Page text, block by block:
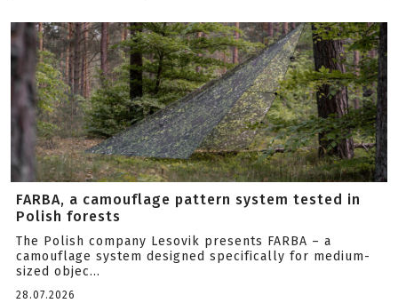
FARBA, a camouflage pattern system tested in
Polish forests
The Polish company Lesovik presents FARBA – a
camouflage system designed specifically for medium-
sized objec...
28.07.2026